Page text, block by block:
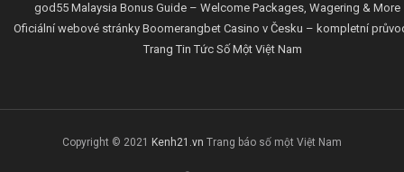
god55 Malaysia Bonus Guide – Welcome Packages, Wagering & More
Oficiální webové stránky Boomerangbet Casino v Česku – kompletní
Trang Tin Tức Số Một Việt Nam
Copyright © 2021 Kenh21.vn Trang báo số một Việt Nam